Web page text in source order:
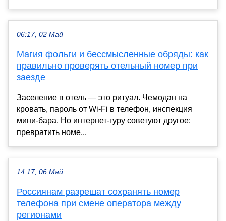
06:17, 02 Май
Магия фольги и бессмысленные обряды: как
правильно проверять отельный номер при
заезде
Заселение в отель — это ритуал. Чемодан на
кровать, пароль от Wi-Fi в телефон, инспекция
мини-бара. Но интернет-гуру советуют другое:
превратить номе...
14:17, 06 Май
Россиянам разрешат сохранять номер
телефона при смене оператора между
регионами